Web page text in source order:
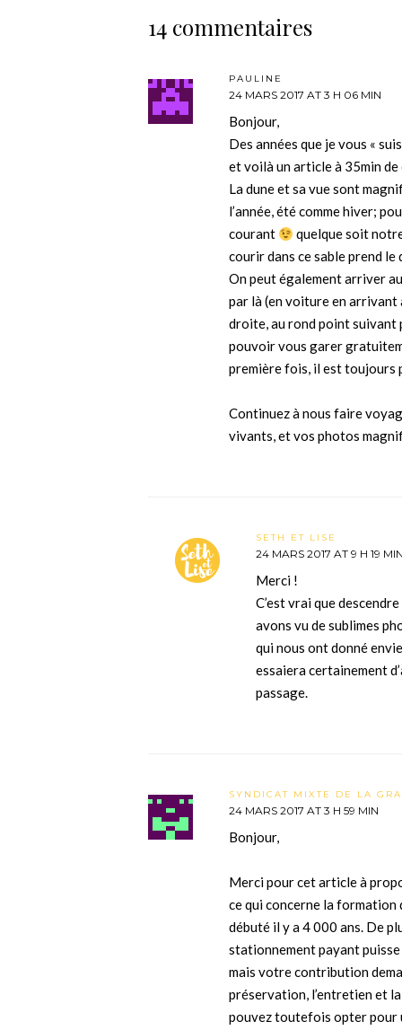
14 commentaires
PAULINE
24 MARS 2017 AT 3 H 06 MIN
Bonjour,
Des années que je vous «
et voilà un article à 35min de
La dune et sa vue sont
l’année, été comme hiver;
courant
quelque soit notre
courir dans ce sable prend le
On peut également arriver
par là (en voiture en arrivant
droite, au rond point suivant
pouvoir vous garer
première fois, il est toujours
Continuez à nous faire
vivants, et vos photos
SETH ET LISE
24 MARS 2017 AT 9 H 19
Merci !
C’est vrai que
avons vu de sublimes
qui nous ont donné
essaiera certainement
passage.
SYNDICAT MIXTE DE LA
24 MARS 2017 AT 3 H 59 MIN
Bonjour,
Merci pour cet article à
ce qui concerne la formation
débuté il y a 4 000 ans. De
stationnement payant
mais votre contribution
préservation, l’entretien et
pouvez toutefois opter pour